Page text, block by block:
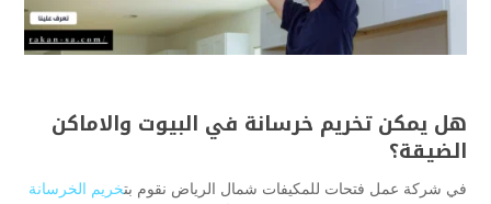
هل يمكن تخريم خرسانة في البيوت والاماكن
الضيقة؟
في شركة عمل فتحات للمكيفات شمال الرياض نقوم بتخريم الخرسانة